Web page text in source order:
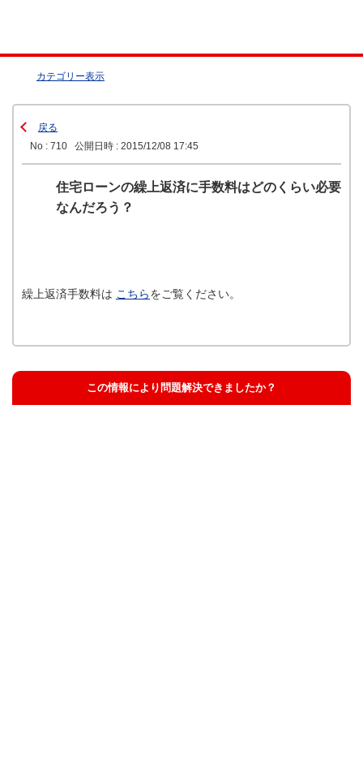
カテゴリー表示
戻る
No : 710
公開日時 : 2015/12/08 17:45
住宅ローンの繰上返済に手数料はどのくらい必要
なんだろう？
繰上返済手数料は こちらをご覧ください。
この情報により問題解決できましたか？